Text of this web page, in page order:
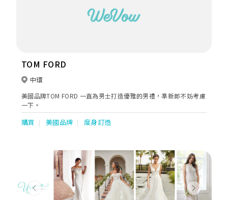
TOM FORD
中環
美國品牌TOM FORD 一直為男士打造優雅的男禮，準新郎不妨考慮
一下。
購買 美國品牌 度身訂造
Previous Next